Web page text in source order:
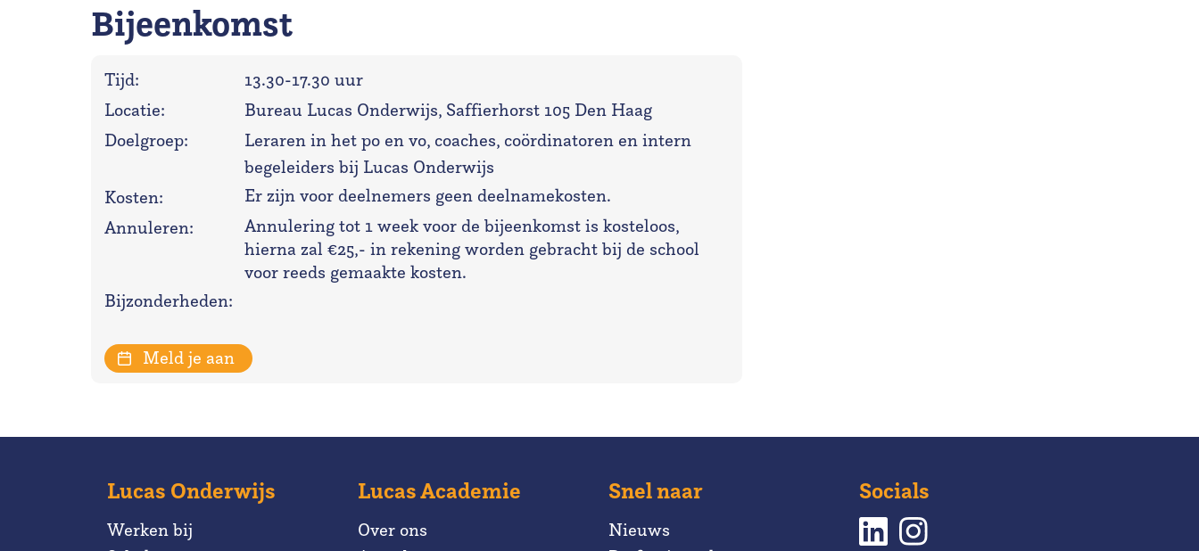
Bijeenkomst
Tijd:
13.30-17.30 uur
Locatie:
Bureau Lucas Onderwijs, Saffierhorst 105 Den Haag
Doelgroep:
Leraren in het po en vo, coaches, coördinatoren en intern
begeleiders bij Lucas Onderwijs
Kosten:
Er zijn voor deelnemers geen deelnamekosten.
Annuleren:
Annulering tot 1 week voor de bijeenkomst is kosteloos,
hierna zal €25,- in rekening worden gebracht bij de school
voor reeds gemaakte kosten.
Bijzonderheden:
Meld je aan
Lucas Onderwijs
Werken bij
Lucas Academie
Over ons
Snel naar
Nieuws
Socials